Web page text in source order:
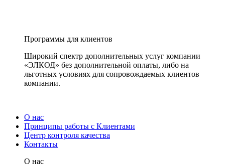
Программы для клиентов
Широкий спектр дополнительных услуг компании
«ЭЛКОД» без дополнительной оплаты, либо на
льготных условиях для сопровождаемых клиентов
компании.
О нас
Принципы работы с Клиентами
Центр контроля качества
Контакты
О нас